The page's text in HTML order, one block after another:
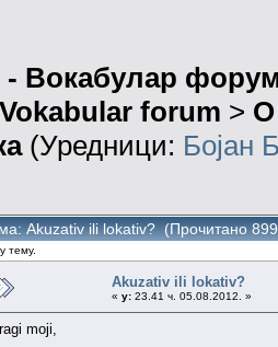
- Вокабулар
forum > О
(Уредници: Бојан
Akuzativ ili lokativ? (Прочитано
тему.
Akuzativ ili lokativ?
« у: 23.41 ч. 05.08.2012. »
moji,